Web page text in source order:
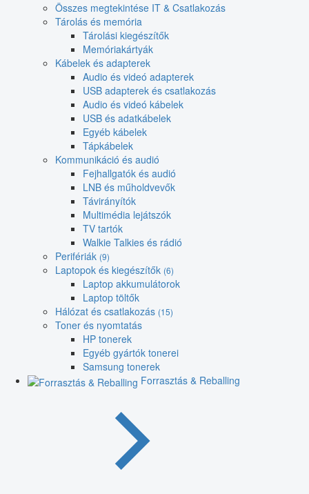
Összes megtekintése IT & Csatlakozás
Tárolás és memória
Tárolási kiegészítők
Memóriakártyák
Kábelek és adapterek
Audio és videó adapterek
USB adapterek és csatlakozás
Audio és videó kábelek
USB és adatkábelek
Egyéb kábelek
Tápkábelek
Kommunikáció és audió
Fejhallgatók és audió
LNB és műholdvevők
Távirányítók
Multimédia lejátszók
TV tartók
Walkie Talkies és rádió
Perifériák (9)
Laptopok és kiegészítők (6)
Laptop akkumulátorok
Laptop töltők
Hálózat és csatlakozás (15)
Toner és nyomtatás
HP tonerek
Egyéb gyártók tonerei
Samsung tonerek
Forrasztás & Reballing